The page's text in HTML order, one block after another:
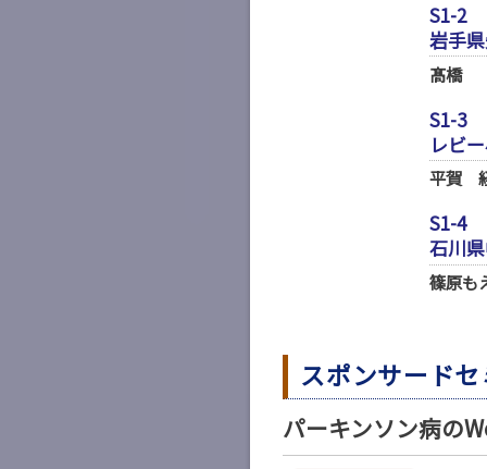
S1-2
岩手
髙橋
S1-3
レビ
平賀
S1-4
石川
篠原も
スポンサード
パーキンソン病の